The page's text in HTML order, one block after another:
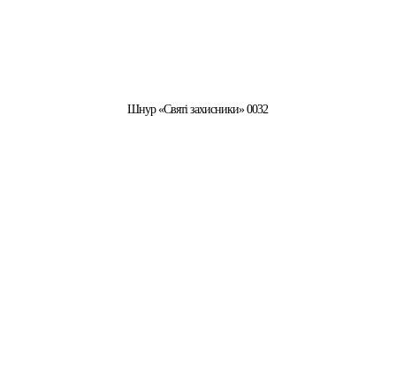
Шнур «Святі захисники» 0032